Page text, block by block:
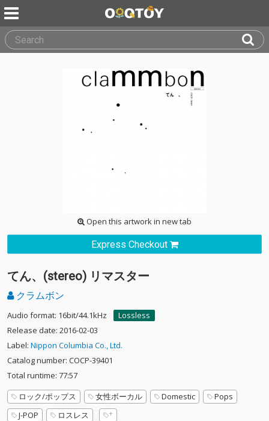
Open this artwork in new tab
Express Checkout
てん、(stereo) リマスター
クラムボン
Audio format: 16bit/44.1kHz
Lossless
Release date: 2016-02-03
Label: Nippon Columbia Co., Ltd.
Catalog number: COCP-39401
Total runtime: 77:57
ロック/ポップス
女性ボーカル Domestic
Pops
J-POP
ロスレス